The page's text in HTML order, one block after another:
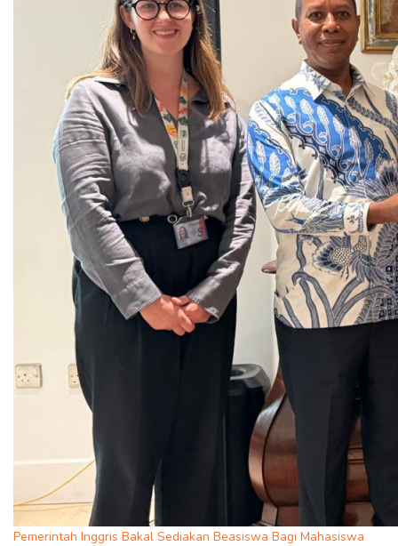
Pemerintah Inggris Bakal Sediakan Beasiswa Bagi Mahasiswa